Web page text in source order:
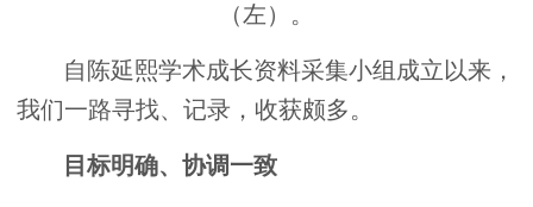
（左）。
自陈延熙学术成长资料采集小组成立以来，
我们一路寻找、记录，收获颇多。
目标明确、协调一致